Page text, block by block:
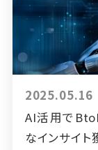
2025.05.16
AI活用で
なインサイ